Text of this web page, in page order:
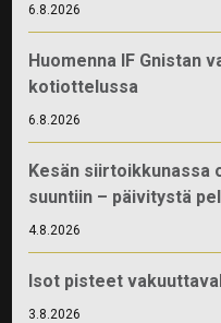
6.8.2026
Huomenna IF Gnistan
kotiottelussa
6.8.2026
Kesän siirtoikkunassa
suuntiin – päivitystä
4.8.2026
Isot pisteet
3.8.2026